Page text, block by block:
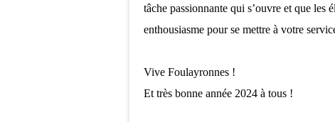
tâche passionnante qui s’ouvre et que les
enthousiasme pour se mettre à votre
Vive Foulayronnes !
Et très bonne année 2024 à tous !